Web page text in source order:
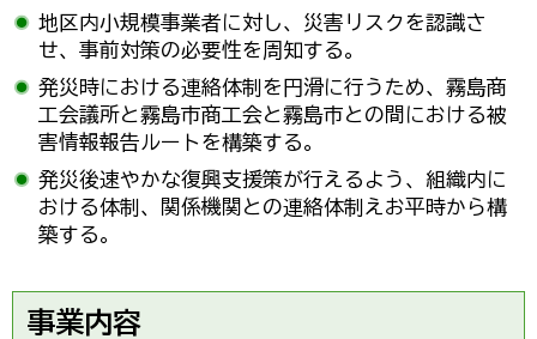
地区内小規模事業者に対し、災害リスクを認識さ
せ、事前対策の必要性を周知する。
発災時における連絡体制を円滑に行うため、霧島商
工会議所と霧島市商工会と霧島市との間における被
害情報報告ルートを構築する。
発災後速やかな復興支援策が行えるよう、組織内に
おける体制、関係機関との連絡体制えお平時から構
築する。
事業内容